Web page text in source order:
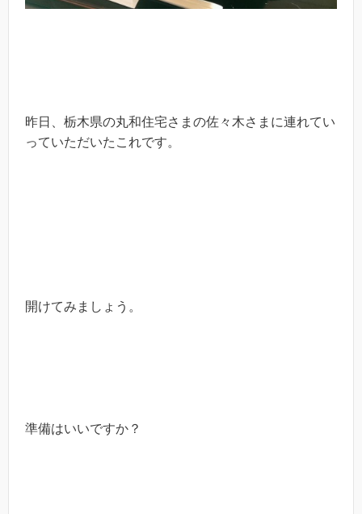
昨日、栃木県の丸和住宅さまの佐々木さまに連れてい
っていただいたこれです。
開けてみましょう。
準備はいいですか？